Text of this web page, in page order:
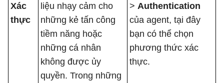
Xác
thực
liệu nhạy cảm cho
những kẻ tấn công
tiềm năng hoặc
những cá nhân
không được ủy
quyền. Trong những
> Authentication
của agent, tại đây
bạn có thể chọn
phương thức xác
thực.